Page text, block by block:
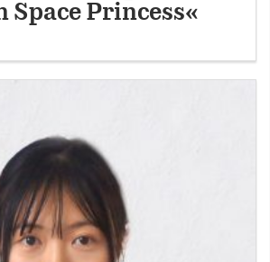
Space Princess«